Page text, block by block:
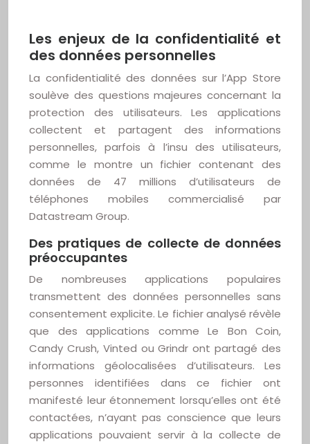
Les enjeux de la confidentialité et
des données personnelles
La confidentialité des données sur l’App Store
soulève des questions majeures concernant la
protection des utilisateurs. Les applications
collectent et partagent des informations
personnelles, parfois à l’insu des utilisateurs,
comme le montre un fichier contenant des
données de 47 millions d’utilisateurs de
téléphones mobiles commercialisé par
Datastream Group.
Des pratiques de collecte de données
préoccupantes
De nombreuses applications populaires
transmettent des données personnelles sans
consentement explicite. Le fichier analysé révèle
que des applications comme Le Bon Coin,
Candy Crush, Vinted ou Grindr ont partagé des
informations géolocalisées d’utilisateurs. Les
personnes identifiées dans ce fichier ont
manifesté leur étonnement lorsqu’elles ont été
contactées, n’ayant pas conscience que leurs
applications pouvaient servir à la collecte de